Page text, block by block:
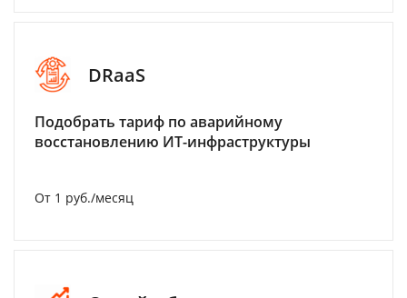
DRaaS
Подобрать тариф по аварийному
восстановлению ИТ-инфраструктуры
От 1 руб./месяц